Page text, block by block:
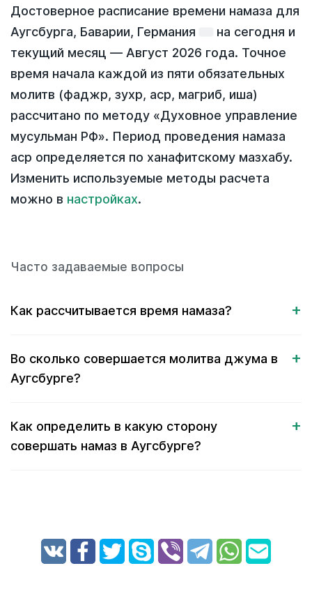
Достоверное расписание времени намаза для
Аугсбурга, Баварии, Германия
на сегодня и
текущий месяц — Август 2026 года. Точное
время начала каждой из пяти обязательных
молитв (фаджр, зухр, аср, магриб, иша)
рассчитано по методу «Духовное управление
мусульман РФ». Период проведения намаза
аср определяется по ханафитскому мазхабу.
Изменить используемые методы расчета
можно в настройках.
Часто задаваемые вопросы
Как рассчитывается время намаза?
Во сколько совершается молитва джума в
Аугсбурге?
Как определить в какую сторону
совершать намаз в Аугсбурге?